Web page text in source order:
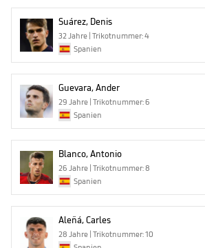
Suárez, Denis
32 Jahre | Trikotnummer: 4
Spanien
Guevara, Ander
29 Jahre | Trikotnummer: 6
Spanien
Blanco, Antonio
26 Jahre | Trikotnummer: 8
Spanien
Aleñá, Carles
28 Jahre | Trikotnummer: 10